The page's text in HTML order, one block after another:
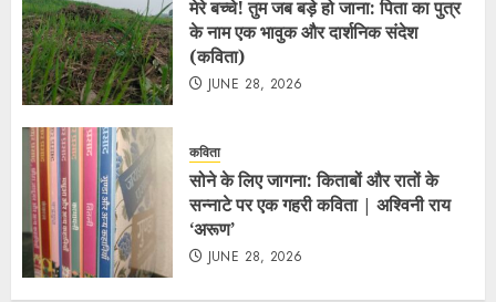
मेरे बच्चे! तुम जब बड़े हो जाना: पिता का पुत्र
के नाम एक भावुक और दार्शनिक संदेश
(कविता)
JUNE 28, 2026
कविता
सोने के लिए जागना: किताबों और रातों के
सन्नाटे पर एक गहरी कविता | अश्विनी राय
‘अरूण’
JUNE 28, 2026